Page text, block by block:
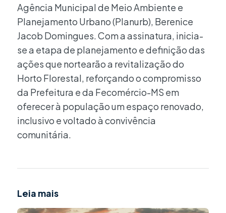
Agência Municipal de Meio Ambiente e
Planejamento Urbano (Planurb), Berenice
Jacob Domingues. Com a assinatura, inicia-
se a etapa de planejamento e definição das
ações que nortearão a revitalização do
Horto Florestal, reforçando o compromisso
da Prefeitura e da Fecomércio-MS em
oferecer à população um espaço renovado,
inclusivo e voltado à convivência
comunitária.
Leia mais